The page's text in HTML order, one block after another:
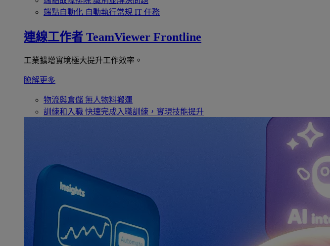
端點自動化 自動執行常規 IT 任務
連線工作者 TeamViewer Frontline
工業擴增實境極大提升工作效率。
瞭解更多
物流與倉儲 無人物料搬運
訓練和入職 快速完成入職訓練，實現技能提升